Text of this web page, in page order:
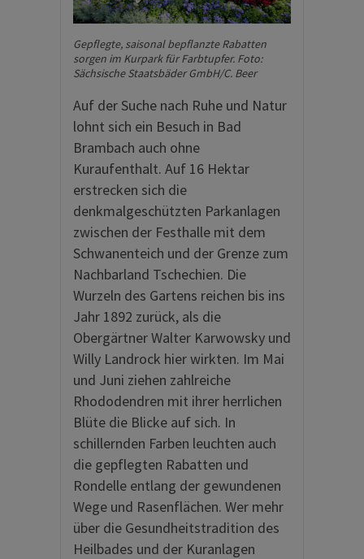
Gepflegte, saisonal bepflanzte Rabatten
sorgen im Kurpark für Farbtupfer. Foto:
Sächsische Staatsbäder GmbH/C. Beer
Auf der Suche nach Ruhe und Natur
lohnt sich ein Besuch in Bad
Brambach auch ohne
Kuraufenthalt. Auf 16 Hektar
erstrecken sich die
denkmalgeschützten Parkanlagen
zwischen der Festhalle mit dem
Schwanenteich und der Grenze zum
Nachbarland Tschechien. Die
Wurzeln des Gartens reichen bis ins
Jahr 1892 zurück, als die
Obergärtner Walter Karwowsky und
Willy Landrock hier wirkten. Im Mai
und Juni ziehen zahlreiche
Rhododendren mit ihrer herrlichen
Blüte die Blicke auf sich. In
schillernden Farben leuchten auch
die gepflegten Rabatten und
Rondelle entlang der gewundenen
Wege und Rasenflächen. Wer mehr
über die Gesundheitstradition des
Heilbades und der Kuranlagen